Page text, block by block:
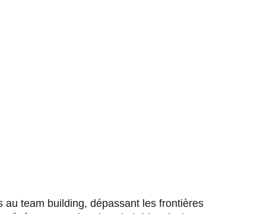
team building, dépassant les frontières